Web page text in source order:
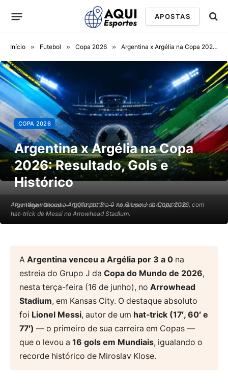
APOSTAS
Início » Futebol » Copa 2026 » Argentina x Argélia na Copa 2026: Resultado, Gols e Histórico
Argentina venceu a Argélia por 3 a 0 no Grupo J da Copa 2026, com
hat-trick de Messi no Arrowhead Stadium.
COPA 2026
Argentina x Argélia na Copa
2026: Resultado, Gols e
Histórico
Por Higor Bissoli 16/06/2026 Atualizado: 04/08/2026
A Argentina venceu a Argélia por 3 a 0na
estreia do Grupo J da Copa do Mundo de 2026,
nesta terça-feira (16 de junho), no Arrowhead
Stadium, em Kansas City. O destaque absoluto
foi Lionel Messi, autor de um hat-trick (17′, 60′ e
77′) — o primeiro de sua carreira em Copas —
que o levou a 16 gols em Mundiais, igualando o
recorde histórico de Miroslav Klose.